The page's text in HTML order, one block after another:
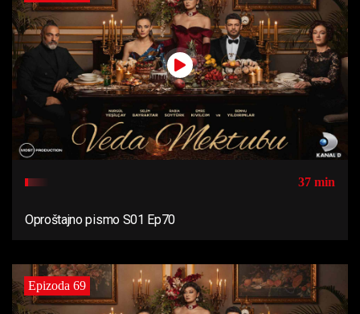
37 min
Oproštajno pismo S01 Ep70
Epizoda 69